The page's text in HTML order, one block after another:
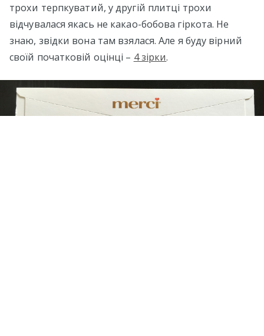
трохи терпкуватий, у другій плитці трохи
відчувалася якась не какао-бобова гіркота. Не
знаю, звідки вона там взялася. Але я буду вірний
своїй початковій оцінці – 4 зірки.